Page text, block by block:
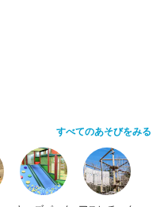
すべてのあそびをみる